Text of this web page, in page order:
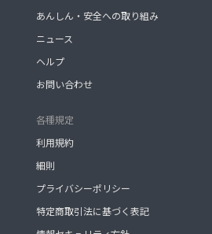
あんしん・安全への取り組み
ニュース
ヘルプ
お問い合わせ
各種規定
利用規約
細則
プライバシーポリシー
特定商取引法に基づく表記